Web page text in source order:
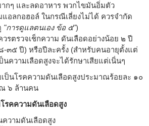
กๆ และลดอาหาร พวกไขมันอิ่มตัว
แอลกอฮอล์ ในกรณีเลี่ยงไม่ได้ ควรจำกัด
"การดูแลตนเอง ข้อ ๕")
รตรวจเช็กความ ดันเลือดอย่างน้อย ๒ ปี
-๓๕ ปี) หรือปีละครั้ง (สำหรับคนอายุตั้งแต่
ความเลือดสูงจะได้รักษาเสียแต่เนิ่นๆ
ป็นโรคความดันเลือดสูงประมาณร้อยละ ๑๐
๖ ล้านคน
รคความดันเลือดสูง
วามดันเลือดสูง